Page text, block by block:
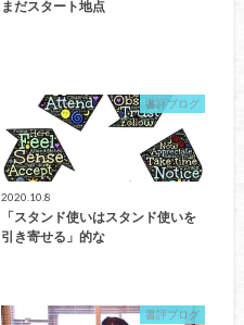
まだスタート地点
書評ブログ
2020.10.8
「スタンド使いはスタンド使いを
引き寄せる」的な
書評ブログ